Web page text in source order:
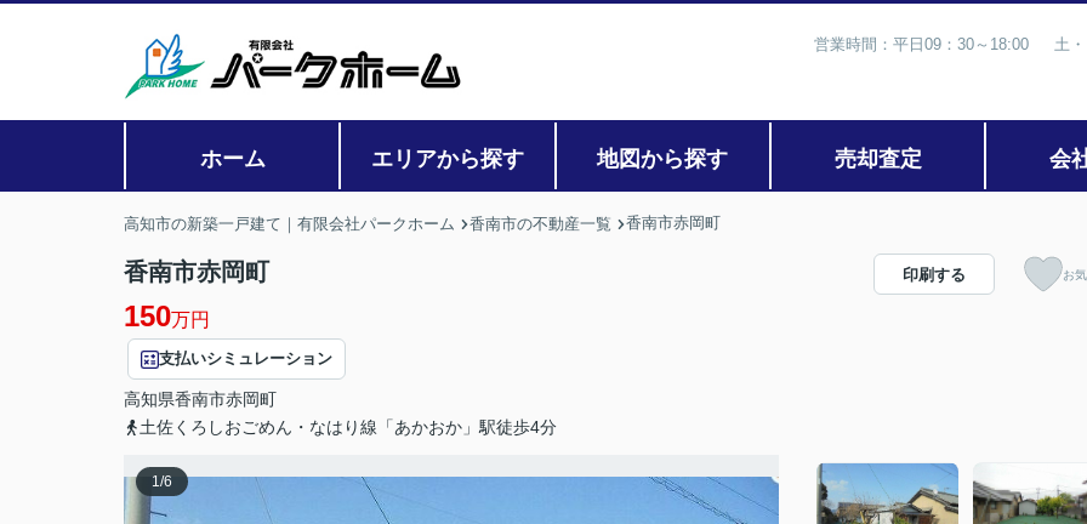
営業時間：平日09：30～18:00 土
ホーム エリアから探す 地図から探す 売却査定 会
高知市の新築一戸建て｜有限会社パークホーム 香南市の不動産一覧 香南市赤岡町
香南市赤岡町
150万円
支払いシミュレーション
高知県香南市赤岡町
土佐くろしおごめん・なはり線「あかおか」駅徒歩4分
印刷する お
1/6